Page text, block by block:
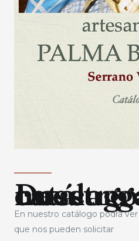
Descarga nuestro catálogo
En nuestro catálogo podrá
que nos pueden solicitar